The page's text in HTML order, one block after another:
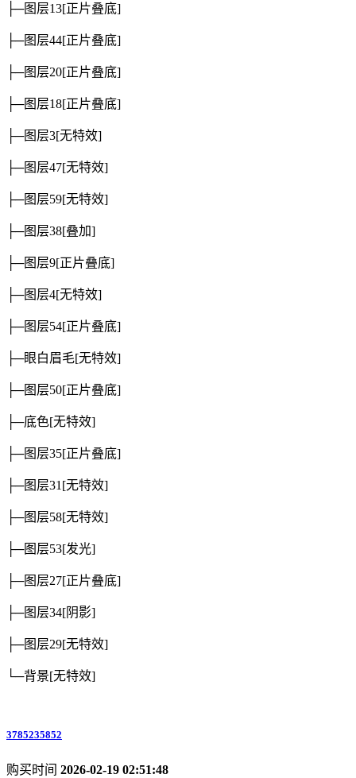
├─图层13[正片叠底]
├─图层44[正片叠底]
├─图层20[正片叠底]
├─图层18[正片叠底]
├─图层3[无特效]
├─图层47[无特效]
├─图层59[无特效]
├─图层38[叠加]
├─图层9[正片叠底]
├─图层4[无特效]
├─图层54[正片叠底]
├─眼白眉毛[无特效]
├─图层50[正片叠底]
├─底色[无特效]
├─图层35[正片叠底]
├─图层31 [无特效]
├─图层58[无特效]
├─图层53[发光]
├─图层27[正片叠底]
├─图层34[阴影]
├─图层29[无特效]
└─背景[无特效]
3785235852
购买时间 2026-02-19 02:51:48